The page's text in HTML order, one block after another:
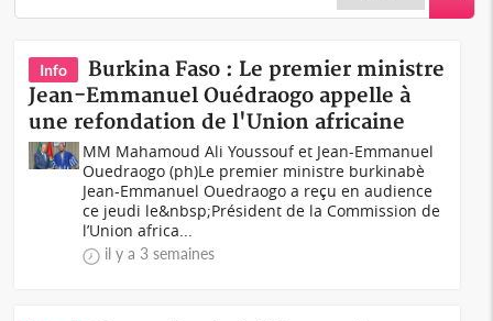
Info
Burkina Faso : Le premier ministre
Jean-Emmanuel Ouédraogo appelle à
une refondation de l'Union africaine
MM Mahamoud Ali Youssouf et Jean-Emmanuel
Ouedraogo (ph)Le premier ministre burkinabè
Jean-Emmanuel Ouedraogo a reçu en audience
ce jeudi le&nbsp;Président de la Commission de
l’Union africa...
il y a 3 semaines